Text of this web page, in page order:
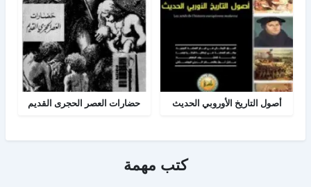
أصول التاريخ الأوروبي الحديث حضارات العصر الحجرى القديم
كتب مهمة